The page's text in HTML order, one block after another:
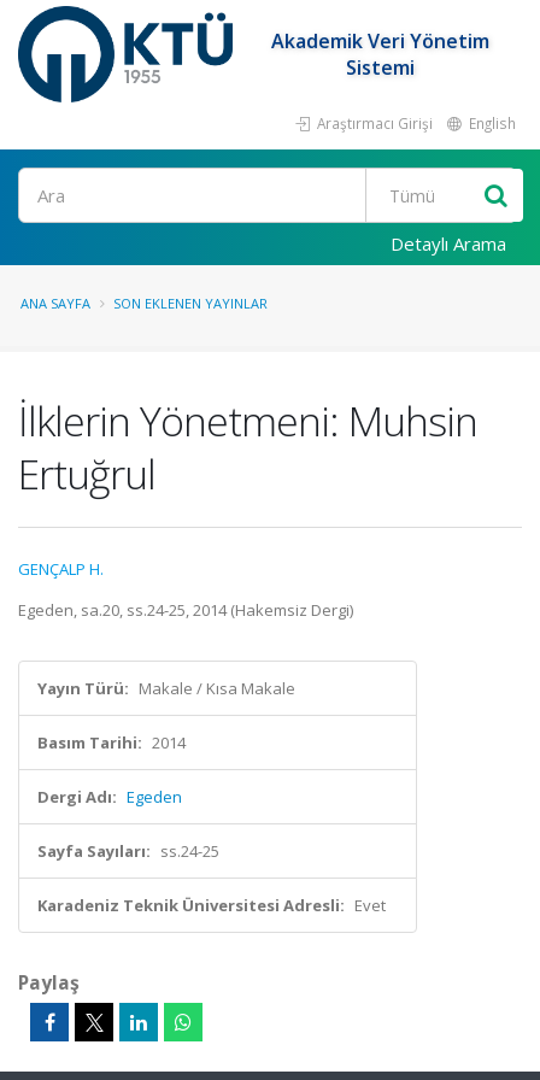
Akademik Veri Yönetim
Sistemi
Araştırmacı Girişi English
Ara
Detaylı Arama
ANA SAYFA SON EKLENEN YAYINLAR
İlklerin Yönetmeni: Muhsin
Ertuğrul
GENÇALP H.
Egeden, sa.20, ss.24-25, 2014 (Hakemsiz Dergi)
Yayın Türü: Makale / Kısa Makale
Basım Tarihi: 2014
Dergi Adı: Egeden
Sayfa Sayıları: ss.24-25
Karadeniz Teknik Üniversitesi Adresli: Evet
Paylaş